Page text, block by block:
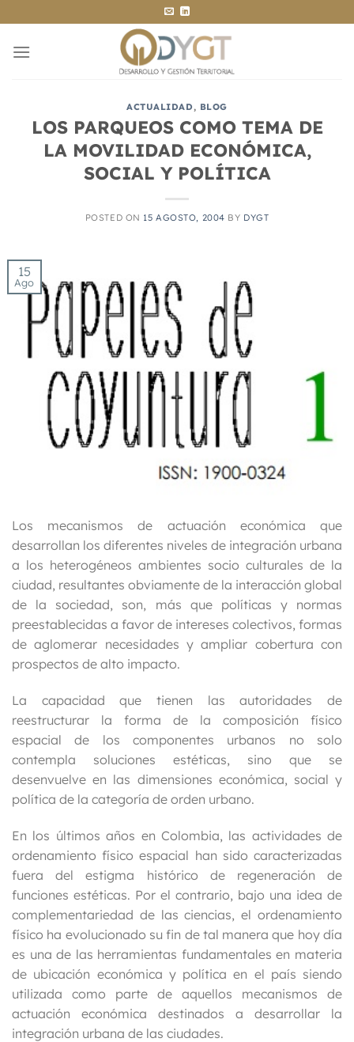
al
contenido
ACTUALIDAD, BLOG
LOS PARQUEOS COMO TEMA DE
LA MOVILIDAD ECONÓMICA,
SOCIAL Y POLÍTICA
POSTED ON 15 AGOSTO, 2004 BY DYGT
15
Ago
Los mecanismos de actuación económica que
desarrollan los diferentes niveles de integración urbana
a los heterogéneos ambientes socio culturales de la
ciudad, resultantes obviamente de la interacción global
de la sociedad, son, más que políticas y normas
preestablecidas a favor de intereses colectivos, formas
de aglomerar necesidades y ampliar cobertura con
prospectos de alto impacto.
La capacidad que tienen las autoridades de
reestructurar la forma de la composición físico
espacial de los componentes urbanos no solo
contempla soluciones estéticas, sino que se
desenvuelve en las dimensiones económica, social y
política de la categoría de orden urbano.
En los últimos años en Colombia, las actividades de
ordenamiento físico espacial han sido caracterizadas
fuera del estigma histórico de regeneración de
funciones estéticas. Por el contrario, bajo una idea de
complementariedad de las ciencias, el ordenamiento
físico ha evolucionado su fin de tal manera que hoy día
es una de las herramientas fundamentales en materia
de ubicación económica y política en el país siendo
utilizada como parte de aquellos mecanismos de
actuación económica destinados a desarrollar la
integración urbana de las ciudades.